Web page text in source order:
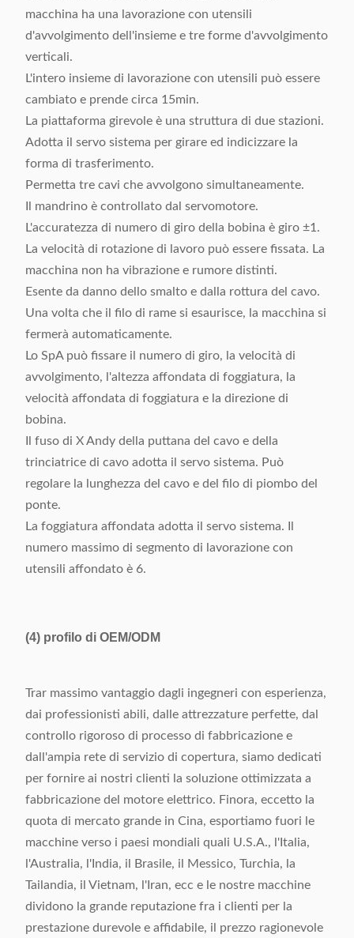
macchina ha una lavorazione con utensili
d'avvolgimento dell'insieme e tre forme d'avvolgimento
verticali.
L'intero insieme di lavorazione con utensili può essere
cambiato e prende circa 15min.
La piattaforma girevole è una struttura di due stazioni.
Adotta il servo sistema per girare ed indicizzare la
forma di trasferimento.
Permetta tre cavi che avvolgono simultaneamente.
Il mandrino è controllato dal servomotore.
L'accuratezza di numero di giro della bobina è giro ±1.
La velocità di rotazione di lavoro può essere fissata. La
macchina non ha vibrazione e rumore distinti.
Esente da danno dello smalto e dalla rottura del cavo.
Una volta che il filo di rame si esaurisce, la macchina si
fermerà automaticamente.
Lo SpA può fissare il numero di giro, la velocità di
avvolgimento, l'altezza affondata di foggiatura, la
velocità affondata di foggiatura e la direzione di
bobina.
Il fuso di X Andy della puttana del cavo e della
trinciatrice di cavo adotta il servo sistema. Può
regolare la lunghezza del cavo e del filo di piombo del
ponte.
La foggiatura affondata adotta il servo sistema. Il
numero massimo di segmento di lavorazione con
utensili affondato è 6.
(4) profilo di OEM/ODM
Trar massimo vantaggio dagli ingegneri con esperienza,
dai professionisti abili, dalle attrezzature perfette, dal
controllo rigoroso di processo di fabbricazione e
dall'ampia rete di servizio di copertura, siamo dedicati
per fornire ai nostri clienti la soluzione ottimizzata a
fabbricazione del motore elettrico. Finora, eccetto la
quota di mercato grande in Cina, esportiamo fuori le
macchine verso i paesi mondiali quali U.S.A., l'Italia,
l'Australia, l'India, il Brasile, il Messico, Turchia, la
Tailandia, il Vietnam, l'Iran, ecc e le nostre macchine
dividono la grande reputazione fra i clienti per la
prestazione durevole e affidabile, il prezzo ragionevole